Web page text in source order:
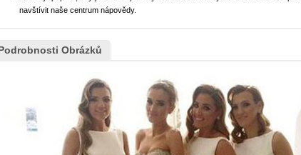
navštívit naše centrum nápovědy.
Obrázků